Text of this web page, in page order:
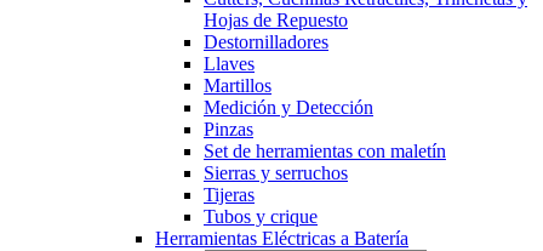
Hojas de Repuesto
Destornilladores
Llaves
Martillos
Medición y Detección
Pinzas
Set de herramientas con maletín
Sierras y serruchos
Tijeras
Tubos y crique
Herramientas Eléctricas a Batería